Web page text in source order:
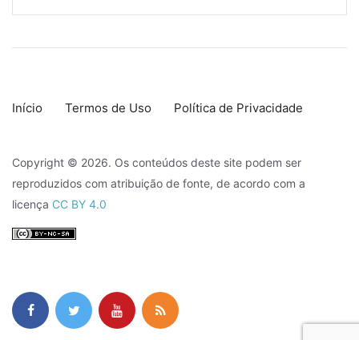
Início Termos de Uso Política de Privacidade
Copyright © 2026. Os conteúdos deste site podem ser
reproduzidos com atribuição de fonte, de acordo com a
licença CC BY 4.0